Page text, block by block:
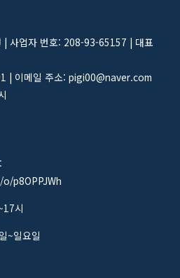
| 사업자 번호: 208-93-65157 | 대표
| 이메일 주소: pigi00@naver.com
p8OPPJWh
시
~일요일